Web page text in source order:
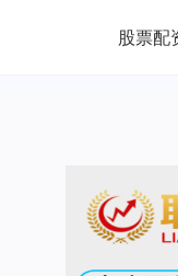
股票配